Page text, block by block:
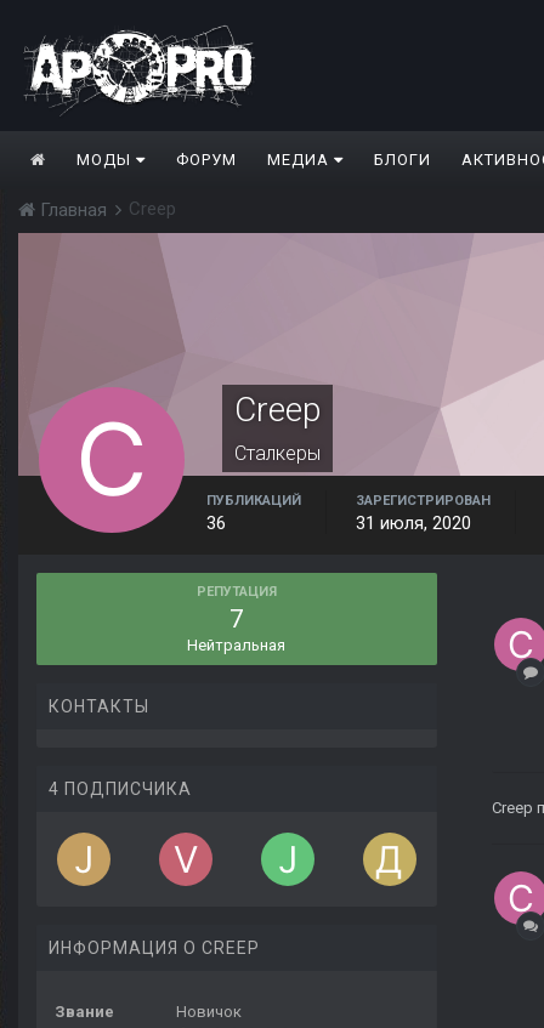
МОДЫ ФОРУМ МЕДИА БЛОГИ
Главная Creep
Creep
Сталкеры
ПУБЛИКАЦИЙ
36
ЗАРЕГИСТРИРОВАН
31 июля, 2020
РЕПУТАЦИЯ
7
Нейтральная
КОНТАКТЫ
4 ПОДПИСЧИКА
ИНФОРМАЦИЯ О CREEP
Звание Новичок
Creep